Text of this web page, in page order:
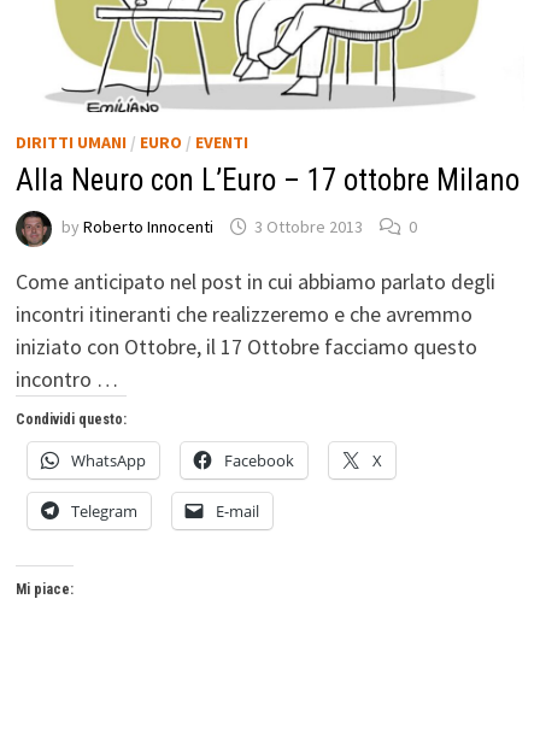
DIRITTI UMANI / EURO / EVENTI
Alla Neuro con L’Euro – 17 ottobre Milano
by Roberto Innocenti 3 Ottobre 2013 0
Come anticipato nel post in cui abbiamo parlato degli
incontri itineranti che realizzeremo e che avremmo
iniziato con Ottobre, il 17 Ottobre facciamo questo
incontro …
Condividi questo:
WhatsApp Facebook X
Telegram E-mail
Mi piace: